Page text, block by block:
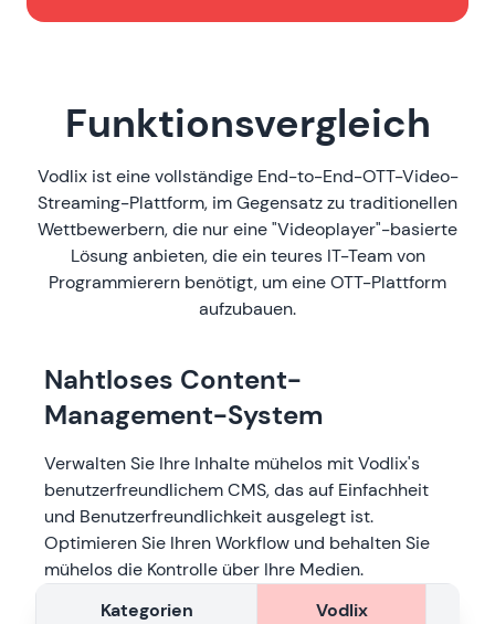
Funktionsvergleich
Vodlix ist eine vollständige End-to-End-OTT-Video-
Streaming-Plattform, im Gegensatz zu traditionellen
Wettbewerbern, die nur eine "Videoplayer"-basierte
Lösung anbieten, die ein teures IT-Team von
Programmierern benötigt, um eine OTT-Plattform
aufzubauen.
Nahtloses Content-
Management-System
Verwalten Sie Ihre Inhalte mühelos mit Vodlix's
benutzerfreundlichem CMS, das auf Einfachheit
und Benutzerfreundlichkeit ausgelegt ist.
Optimieren Sie Ihren Workflow und behalten Sie
mühelos die Kontrolle über Ihre Medien.
Kategorien
Vodlix